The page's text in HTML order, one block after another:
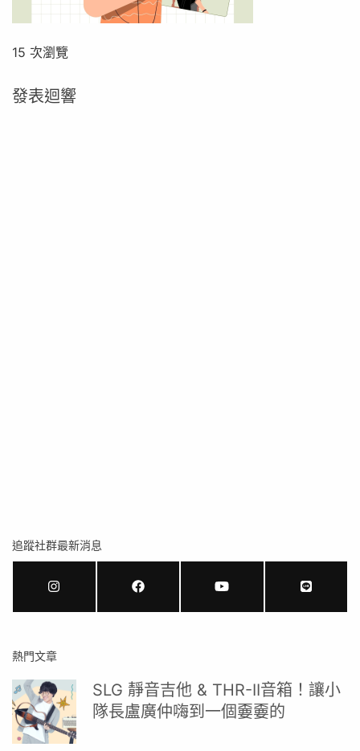
15 次瀏覽
發表迴響
追蹤社群最新消息
熱門文章
SLG 靜音吉他 & THR-II音箱！讓小
隊長盧廣仲嗨到一個嫑嫑的